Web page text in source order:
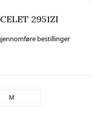
2951ZI
bestillinger
M